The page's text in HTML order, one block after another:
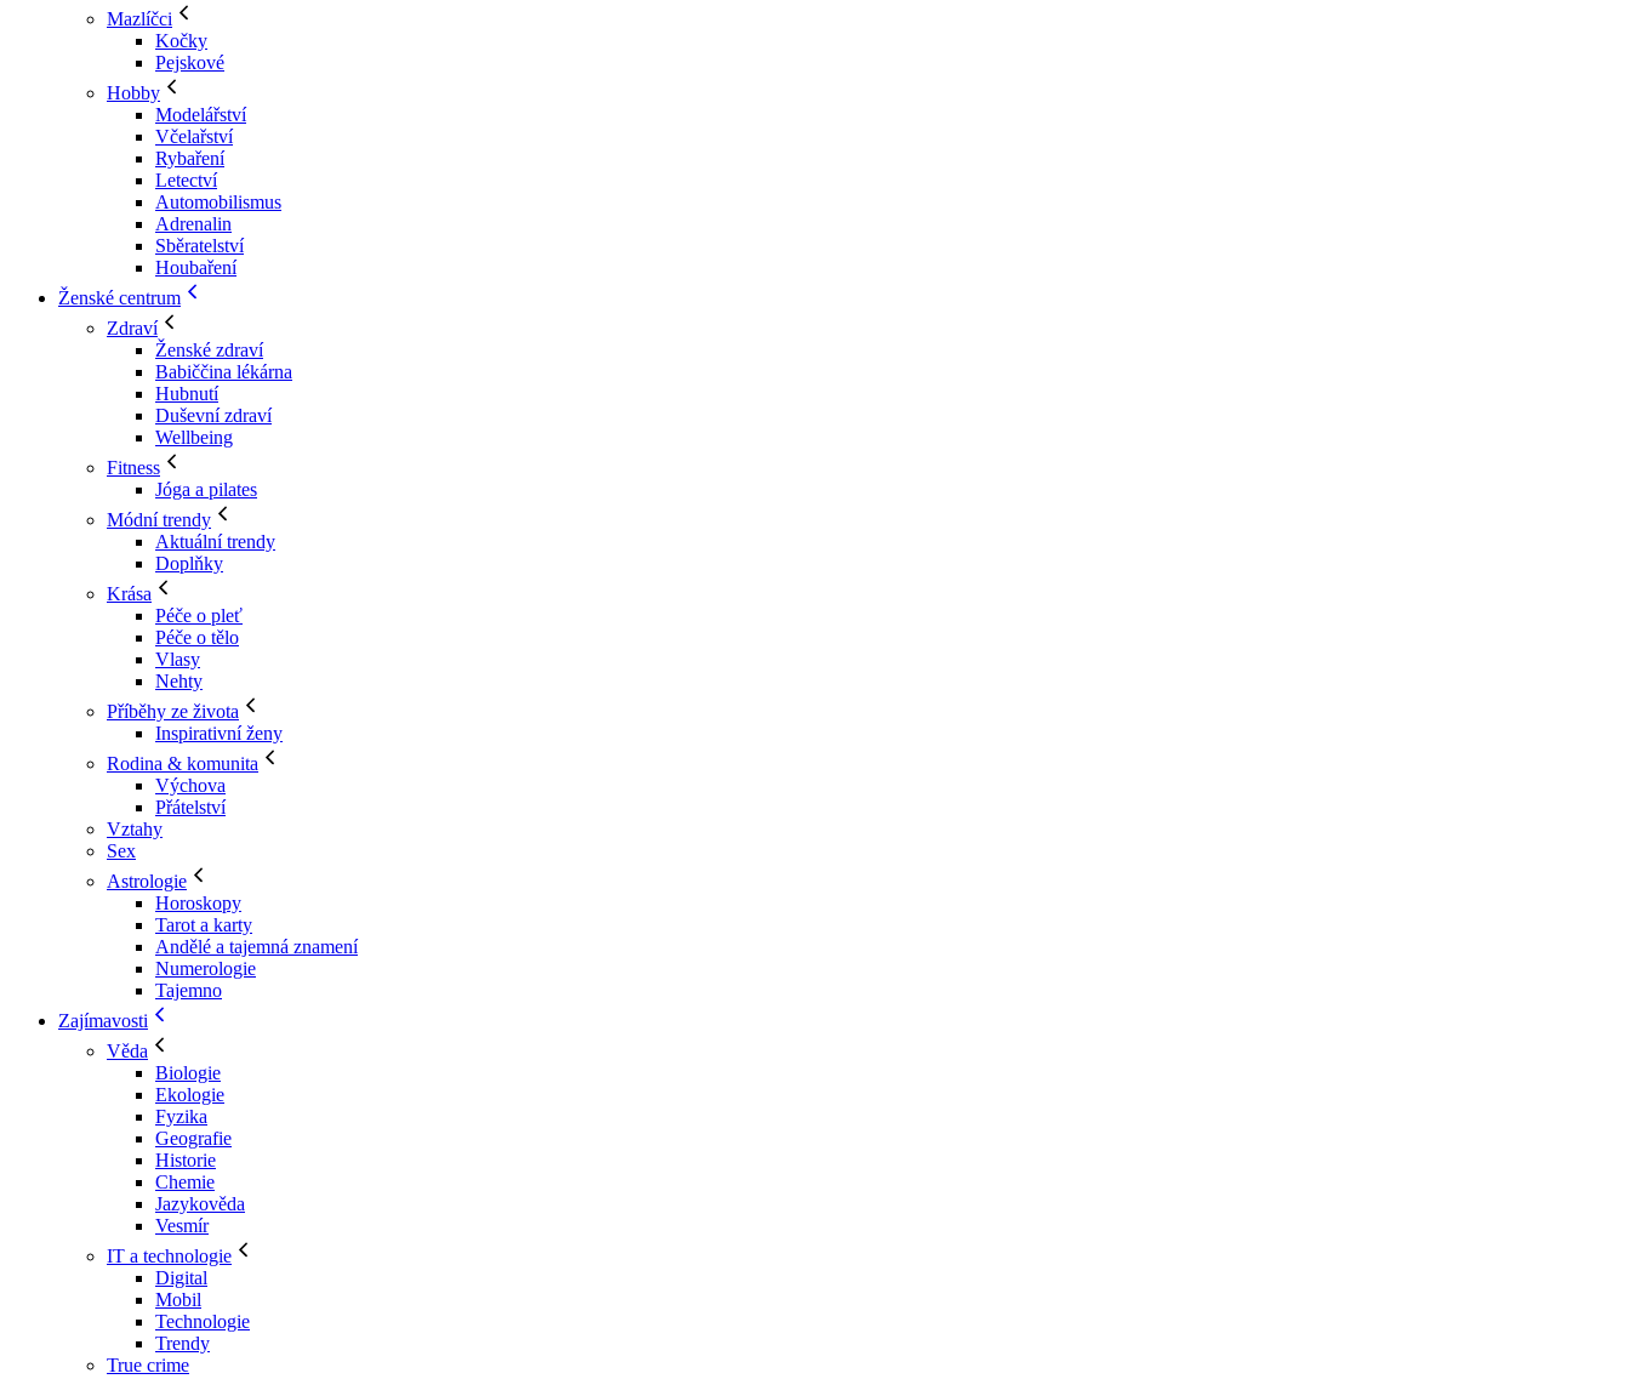
Mazlíčci
Kočky
Pejskové
Hobby
Modelářství
Včelařství
Rybaření
Letectví
Automobilismus
Adrenalin
Sběratelství
Houbaření
Ženské centrum
Zdraví
Ženské zdraví
Babiččina lékárna
Hubnutí
Duševní zdraví
Wellbeing
Fitness
Jóga a pilates
Módní trendy
Aktuální trendy
Doplňky
Krása
Péče o pleť
Péče o tělo
Vlasy
Nehty
Příběhy ze života
Inspirativní ženy
Rodina & komunita
Výchova
Přátelství
Vztahy
Sex
Astrologie
Horoskopy
Tarot a karty
Andělé a tajemná znamení
Numerologie
Tajemno
Zajímavosti
Věda
Biologie
Ekologie
Fyzika
Geografie
Historie
Chemie
Jazykověda
Vesmír
IT a technologie
Digital
Mobil
Technologie
Trendy
True crime